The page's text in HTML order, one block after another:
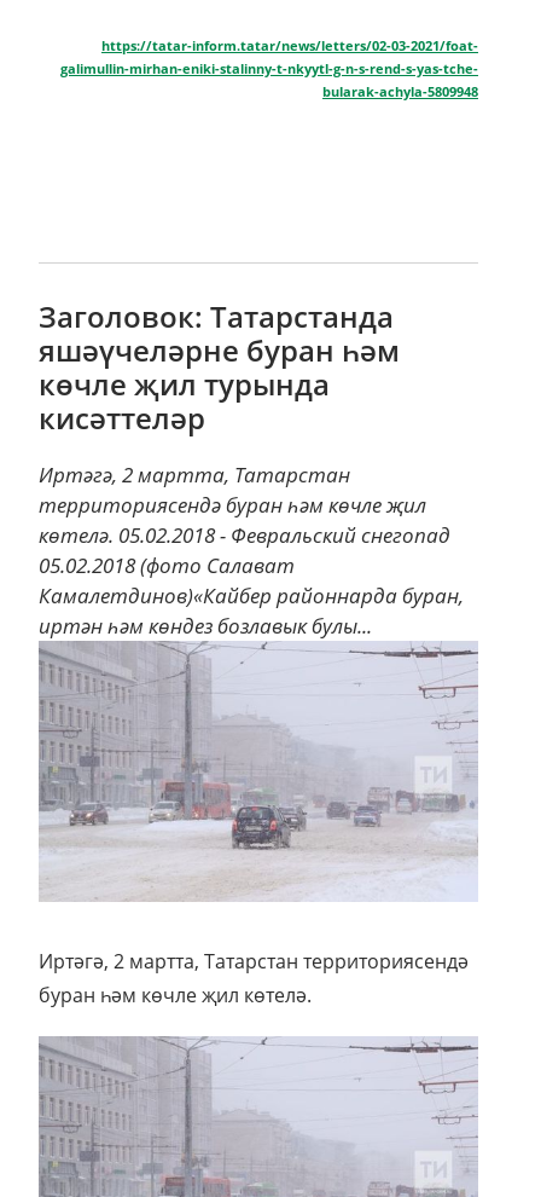
https://tatar-inform.tatar/news/letters/02-03-2021/foat-
galimullin-mirhan-eniki-stalinny-t-nkyytl-g-n-s-rend-s-yas-tche-
bularak-achyla-5809948
Заголовок: Татарстанда
яшәүчеләрне буран һәм
көчле җил турында
кисәттеләр
Иртәгә, 2 мартта, Татарстан
территориясендә буран һәм көчле җил
көтелә. 05.02.2018 - Февральский снегопад
05.02.2018 (фото Салават
Камалетдинов)«Кайбер районнарда буран,
иртән һәм көндез бозлавык булы...
Иртәгә, 2 мартта, Татарстан территориясендә
буран һәм көчле җил көтелә.